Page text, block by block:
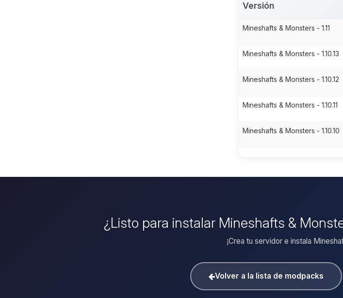
Versión
Mineshafts & Monsters - 1.11
Mineshafts & Monsters - 1.10.13
Mineshafts & Monsters - 1.10.12
Mineshafts & Monsters - 1.10.11
Mineshafts & Monsters - 1.10.10
¿Listo para instalar Mineshafts &
¡Crea tu servidor e instala
Volver a la lista de modpacks